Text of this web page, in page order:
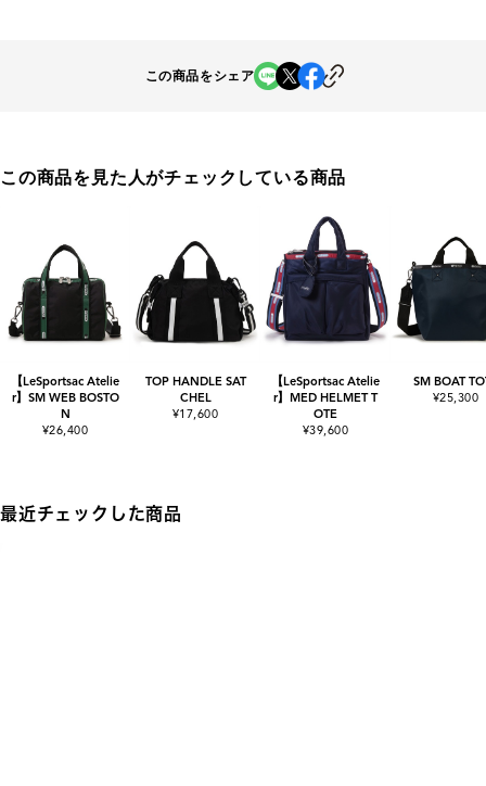
この商品をシェア
この商品を見た人がチェックしている商品
【LeSportsac Atelie
r】SM WEB BOSTO
N
¥26,400
TOP HANDLE SAT
CHEL
¥17,600
【LeSportsac Atelie
r】MED HELMET T
OTE
¥39,600
SM BOAT
¥25,300
最近チェックした商品